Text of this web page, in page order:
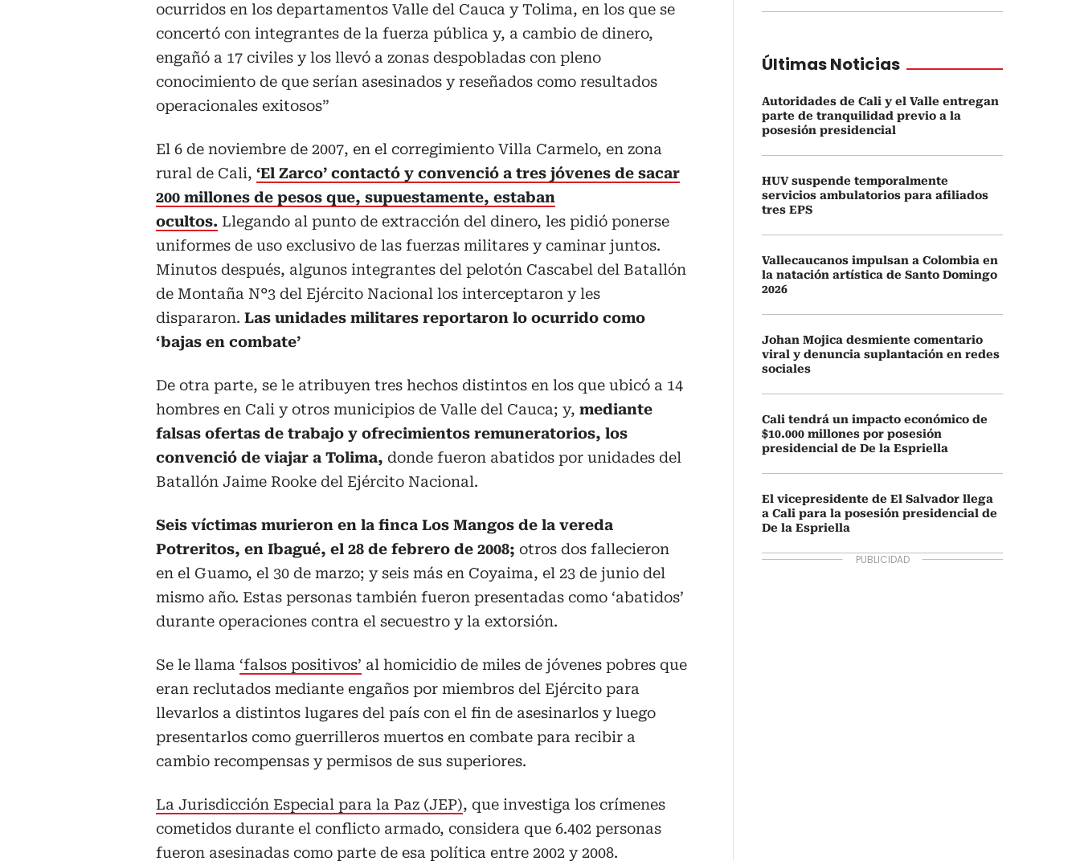
ocurridos en los departamentos Valle del Cauca y Tolima, en los que se
concertó con integrantes de la fuerza pública y, a cambio de dinero,
engañó a 17 civiles y los llevó a zonas despobladas con pleno
conocimiento de que serían asesinados y reseñados como resultados
operacionales exitosos”
El 6 de noviembre de 2007, en el corregimiento Villa Carmelo, en zona
rural de Cali, ‘El Zarco’ contactó y convenció a tres jóvenes de sacar
200 millones de pesos que, supuestamente, estaban
ocultos. Llegando al punto de extracción del dinero, les pidió ponerse
uniformes de uso exclusivo de las fuerzas militares y caminar juntos.
Minutos después, algunos integrantes del pelotón Cascabel del Batallón
de Montaña N°3 del Ejército Nacional los interceptaron y les
dispararon. Las unidades militares reportaron lo ocurrido como
‘bajas en combate’
De otra parte, se le atribuyen tres hechos distintos en los que ubicó a 14
hombres en Cali y otros municipios de Valle del Cauca; y, mediante
falsas ofertas de trabajo y ofrecimientos remuneratorios, los
convenció de viajar a Tolima, donde fueron abatidos por unidades del
Batallón Jaime Rooke del Ejército Nacional.
Seis víctimas murieron en la finca Los Mangos de la vereda
Potreritos, en Ibagué, el 28 de febrero de 2008; otros dos fallecieron
en el Guamo, el 30 de marzo; y seis más en Coyaima, el 23 de junio del
mismo año. Estas personas también fueron presentadas como ‘abatidos’
durante operaciones contra el secuestro y la extorsión.
Se le llama ‘falsos positivos’ al homicidio de miles de jóvenes pobres que
eran reclutados mediante engaños por miembros del Ejército para
llevarlos a distintos lugares del país con el fin de asesinarlos y luego
presentarlos como guerrilleros muertos en combate para recibir a
cambio recompensas y permisos de sus superiores.
La Jurisdicción Especial para la Paz (JEP), que investiga los crímenes
cometidos durante el conflicto armado, considera que 6.402 personas
fueron asesinadas como parte de esa política entre 2002 y 2008.
Últimas Noticias
Autoridades de Cali y el Valle entregan
parte de tranquilidad previo a la
posesión presidencial
HUV suspende temporalmente
servicios ambulatorios para afiliados
tres EPS
Vallecaucanos impulsan a Colombia en
la natación artística de Santo Domingo
2026
Johan Mojica desmiente comentario
viral y denuncia suplantación en redes
sociales
Cali tendrá un impacto económico de
$10.000 millones por posesión
presidencial de De la Espriella
El vicepresidente de El Salvador llega
a Cali para la posesión presidencial de
De la Espriella